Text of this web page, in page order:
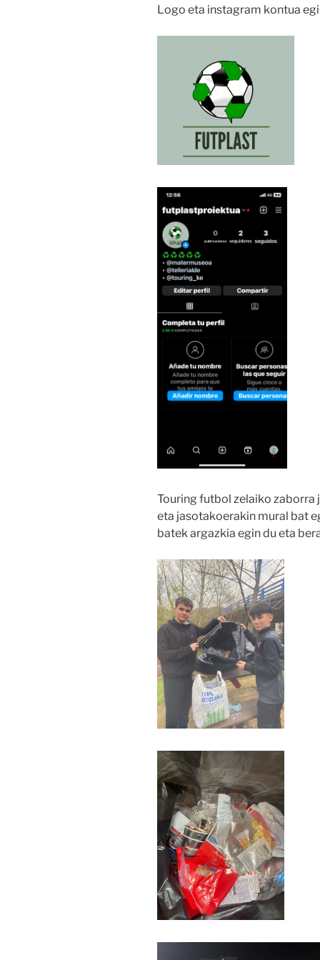
Logo eta instagram kontua
Touring futbol zelaiko zaborra
eta jasotakoerakin mural bat
batek argazkia egin du eta